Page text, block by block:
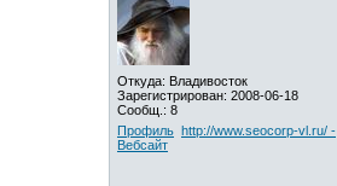
Откуда: Владивосток
Зарегистрирован: 2008-06-18
Сообщ.: 8
Профиль http://www.seocorp-vl.ru/ -
Вебсайт